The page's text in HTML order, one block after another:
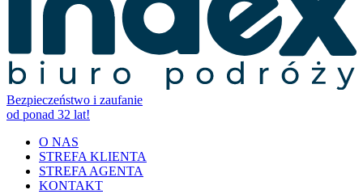
Bezpieczeństwo i zaufanie
od ponad 32 lat!
O NAS
STREFA KLIENTA
STREFA AGENTA
KONTAKT